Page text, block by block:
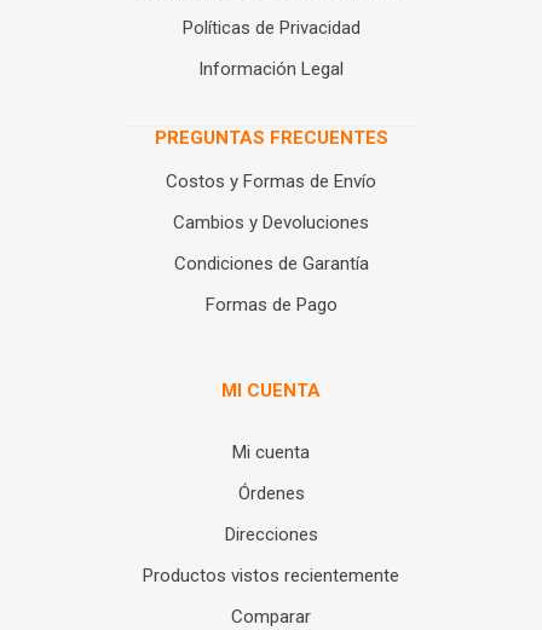
Políticas de Privacidad
Información Legal
PREGUNTAS FRECUENTES
Costos y Formas de Envío
Cambios y Devoluciones
Condiciones de Garantía
Formas de Pago
MI CUENTA
Mi cuenta
Órdenes
Direcciones
Productos vistos recientemente
Comparar